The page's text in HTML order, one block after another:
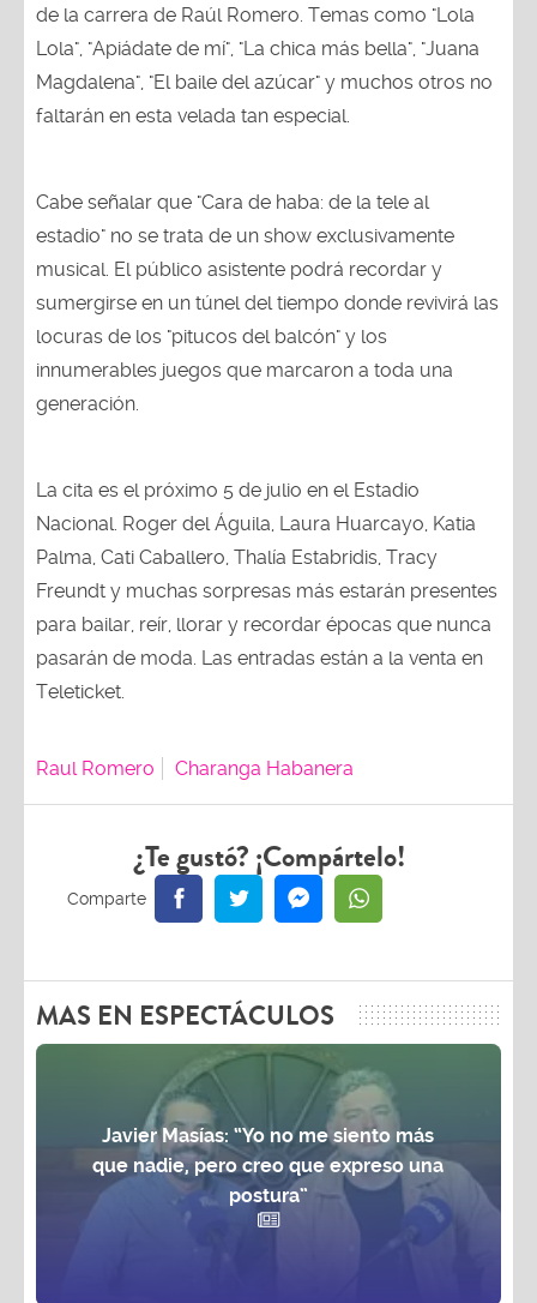
de la carrera de Raúl Romero. Temas como "Lola
Lola", "Apiádate de mí", "La chica más bella", "Juana
Magdalena", "El baile del azúcar" y muchos otros no
faltarán en esta velada tan especial.
Cabe señalar que "Cara de haba: de la tele al
estadio" no se trata de un show exclusivamente
musical. El público asistente podrá recordar y
sumergirse en un túnel del tiempo donde revivirá las
locuras de los "pitucos del balcón" y los
innumerables juegos que marcaron a toda una
generación.
La cita es el próximo 5 de julio en el Estadio
Nacional. Roger del Águila, Laura Huarcayo, Katia
Palma, Cati Caballero, Thalía Estabridis, Tracy
Freundt y muchas sorpresas más estarán presentes
para bailar, reír, llorar y recordar épocas que nunca
pasarán de moda. Las entradas están a la venta en
Teleticket.
Raul Romero Charanga Habanera
¿Te gustó? ¡Compártelo!
MAS EN ESPECTÁCULOS
Javier Masías: “Yo no me siento más
que nadie, pero creo que expreso una
postura”